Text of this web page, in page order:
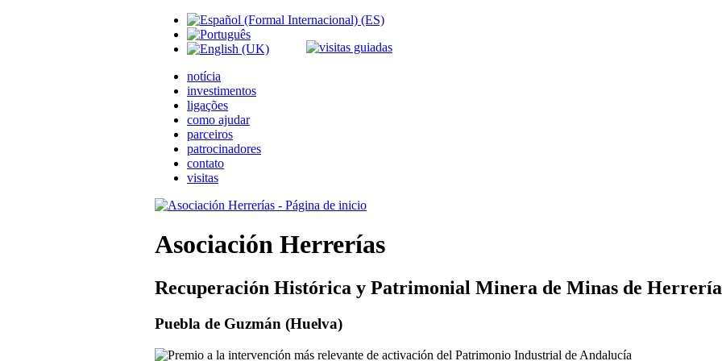
notícia
investimentos
ligações
como ajudar
parceiros
patrocinadores
contato
visitas
Asociación Herrerías
Recuperación Histórica y Patrimonial Minera de Minas de
Puebla de Guzmán (Huelva)